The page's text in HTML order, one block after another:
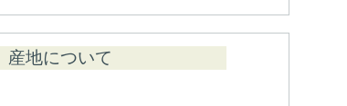
産地について